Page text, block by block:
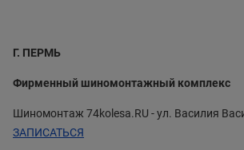
Г. ПЕРМЬ
Фирменный шиномонтажный комплекс
Шиномонтаж 74kolesa.RU - ул. Василия
ЗАПИСАТЬСЯ